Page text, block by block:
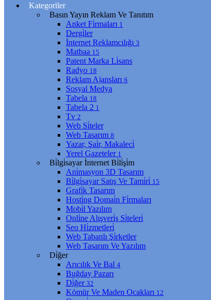
Kategoriler
Basın Yayın Reklam Ve Tanıtım
Anket Fi̇rmaları 1
Dergi̇ler
İnternet Reklamcılığı 3
Matbaa 15
Patent Marka Li̇sans
Radyo 18
Reklam Ajansları 6
Sosyal Medya
Tabela 18
Tabela 2 1
Tv 2
Web Si̇teler
Web Tasarım 8
Yazar, Şai̇r, Makaleci̇
Yerel Gazeteler 1
Bi̇lgi̇sayar İnternet Bi̇li̇şi̇m
Ani̇masyon 3D Tasarım
Bi̇lgi̇sayar Satış Ve Tami̇ri̇ 15
Grafi̇k Tasarım
Hosti̇ng Domai̇n Fi̇rmaları
Mobi̇l Yazılım
Onli̇ne Alışveri̇ş Si̇teleri̇
Seo Hi̇zmetleri̇
Web Tabanlı Şi̇rketler
Web Tasarım Ve Yazılım
Di̇ğer
Arıcılık Ve Bal 4
Buğday Pazarı
Di̇ğer 32
Kömür Ve Maden Ocakları 12